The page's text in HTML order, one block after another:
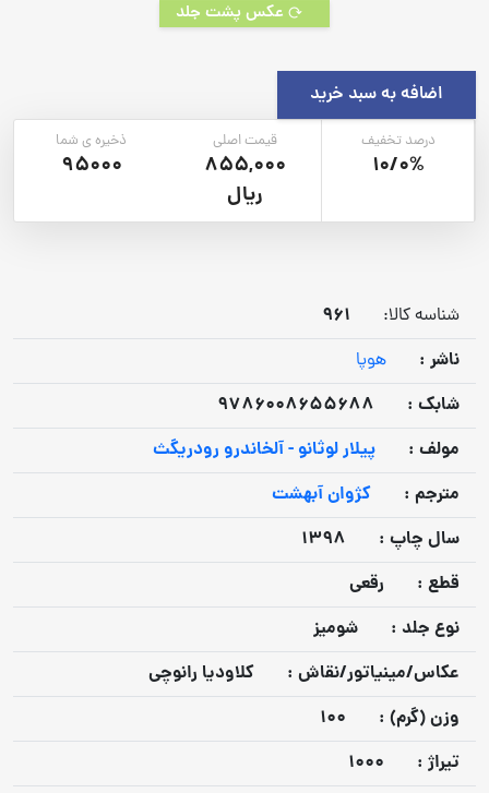
عکس پشت جلد
اضافه به سبد خرید
درصد تخفیف
10/0%
قیمت اصلی
855,000
ریال
ذخیره ی شما
95000
شناسه کالا:
961
ناشر :
هوپا
شابک :
9786008655688
مولف :
پیلار لوثانو - آلخاندرو رودریگث
مترجم :
کژوان آبهشت
سال چاپ :
1398
قطع :
رقعی
نوع جلد :
شومیز
عكاس/مينياتور/نقاش :
کلاودیا رانوچی
وزن (گرم) :
100
تيراژ :
1000